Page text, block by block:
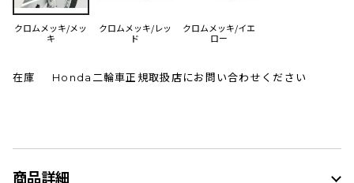
クロムメッキ/メッ
キ
クロムメッキ/レッ
ド
クロムメッキ/イエ
ロー
在庫 Honda二輪車正規取扱店にお問い合わせください
商品詳細